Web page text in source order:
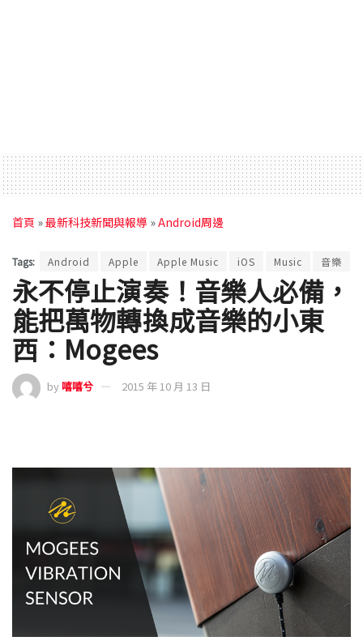
首頁 »最新科技新聞與報導 »Android周邊
Tags: Android Apple Apple Music iOS Music 音樂
永不停止演奏！音樂人必備，
能把萬物轉換成音樂的小東
西：Mogees
by嘻嘻兮 2015 年 10 月 13 日